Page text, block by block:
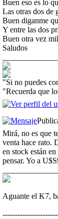
Buen eso es lo
Las otras dos de
Buen diganme
Y entre las dos
Buen otra vez
Saludos
"Si no puedes
"Recuerda que
Mirá, no es que
venta hace rato.
en stock están
pensar. Yo a
Aguante el K7,